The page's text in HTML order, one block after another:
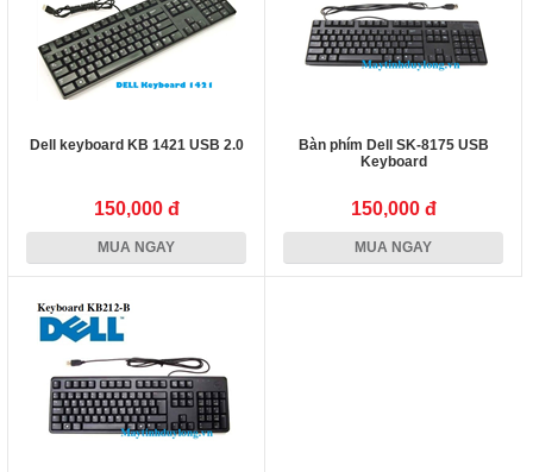
Dell keyboard KB 1421 USB 2.0
150,000 đ
MUA NGAY
Bàn phím Dell SK-8175 USB
Keyboard
150,000 đ
MUA NGAY